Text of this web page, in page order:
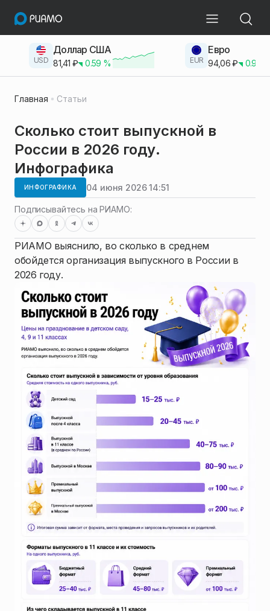
USD
Доллар США
81,41 ₽ 0.59 % EUR
Евро
94,06₽ 0.93
Главная Статьи
Сколько стоит выпускной в
России в 2026 году.
Инфографика
ИНФОГРАФИКА 04 июня 2026 14:51
Подписывайтесь на РИАМО:
РИАМО выяснило, во сколько в среднем
обойдется организация выпускного в России в
2026 году.